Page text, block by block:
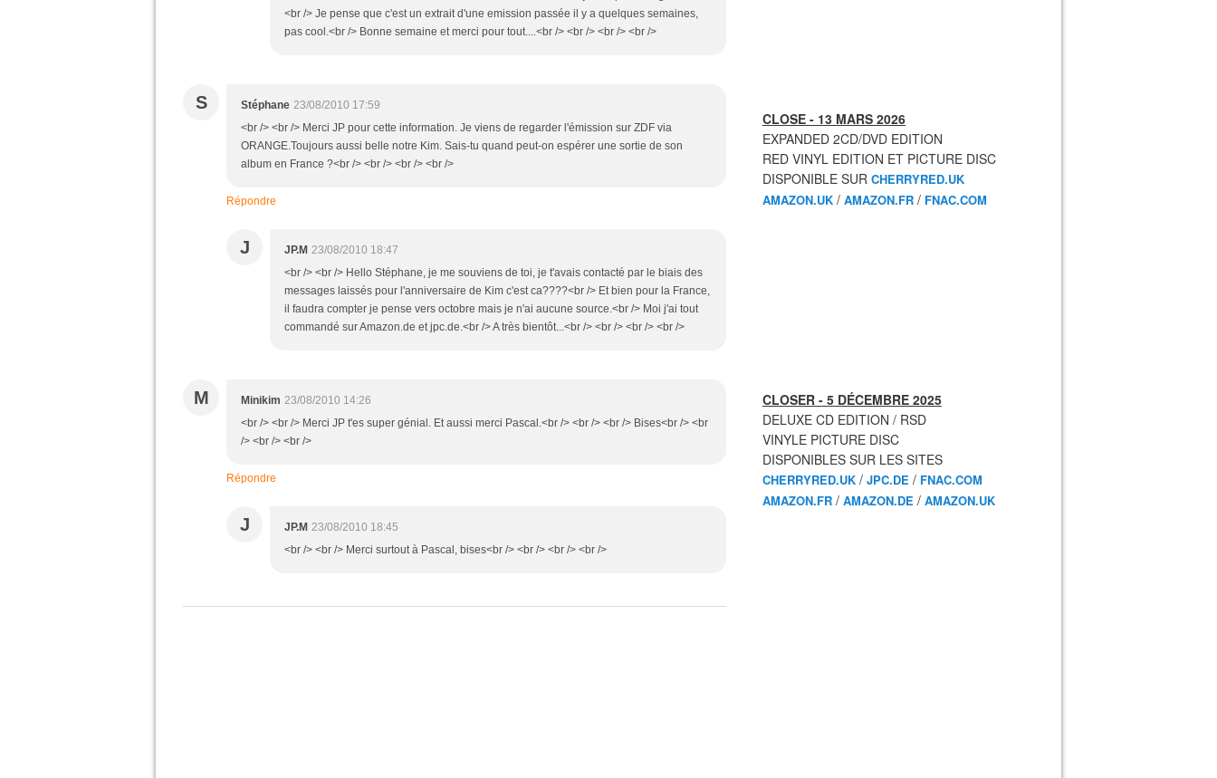
<br /> Je pense que c'est un extrait d'une emission passée il y a quelques semaines,
pas cool.<br /> Bonne semaine et merci pour tout....<br /> <br /> <br /> <br />
S Stéphane 23/08/2010 17:59
<br /> <br /> Merci JP pour cette information. Je viens de regarder l'émission sur ZDF via
ORANGE.Toujours aussi belle notre Kim. Sais-tu quand peut-on espérer une sortie de son
album en France ?<br /> <br /> <br /> <br />
Répondre
J JP.M 23/08/2010 18:47
<br /> <br /> Hello Stéphane, je me souviens de toi, je t'avais contacté par le biais des
messages laissés pour l'anniversaire de Kim c'est ca????<br /> Et bien pour la France,
il faudra compter je pense vers octobre mais je n'ai aucune source.<br /> Moi j'ai tout
commandé sur Amazon.de et jpc.de.<br /> A très bientôt...<br /> <br /> <br /> <br />
M Minikim 23/08/2010 14:26
<br /> <br /> Merci JP t'es super génial. Et aussi merci Pascal.<br /> <br /> <br /> Bises<br /> <br
/> <br /> <br />
Répondre
J JP.M 23/08/2010 18:45
<br /> <br /> Merci surtout à Pascal, bises<br /> <br /> <br /> <br />
CLOSE - 13 MARS 2026
EXPANDED 2CD/DVD EDITION
RED VINYL EDITION ET PICTURE DISC
DISPONIBLE SUR CHERRYRED.UK
AMAZON.UK / AMAZON.FR / FNAC.COM
CLOSER - 5 DÉCEMBRE 2025
DELUXE CD EDITION / RSD
VINYLE PICTURE DISC
DISPONIBLES SUR LES SITES
CHERRYRED.UK / JPC.DE / FNAC.COM
AMAZON.FR / AMAZON.DE / AMAZON.UK